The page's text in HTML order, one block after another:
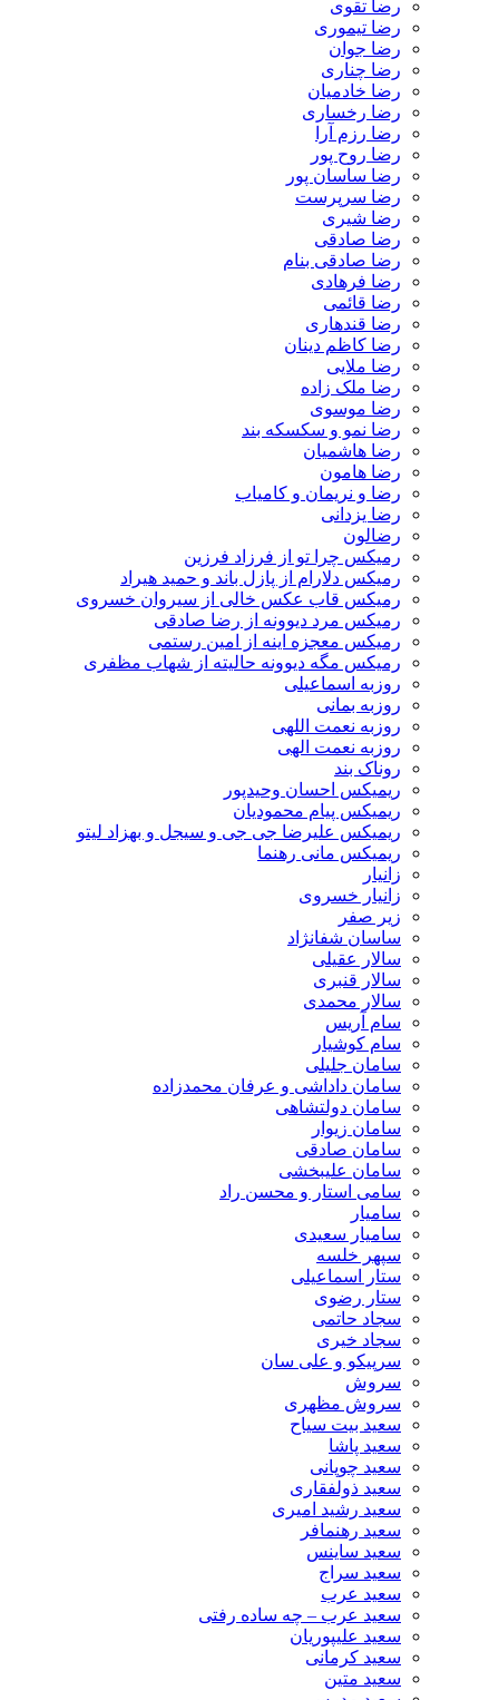
رضا تقوی
رضا تیموری
رضا جوان
رضا چناری
رضا خادمیان
رضا رخساری
رضا رزم آرا
رضا روح پور
رضا ساسان پور
رضا سرپرست
رضا شیری
رضا صادقی
رضا صادقی بنام
رضا فرهادی
رضا قائمی
رضا قندهاری
رضا کاظم دینان
رضا ملایی
رضا ملک زاده
رضا موسوی
رضا نمو و سکسکه بند
رضا هاشمیان
رضا هامون
رضا و نریمان و کامیاب
رضا یزدانی
رضالون
رمیکس چرا تو از فرزاد فرزین
رمیکس دلارام از پازل باند و حمید هیراد
رمیکس قاب عکس خالی از سیروان خسروی
رمیکس مرد دیوونه از رضا صادقی
رمیکس معجزه اینه از امین رستمی
رمیکس مگه دیوونه حالیته از شهاب مظفری
روزبه اسماعیلی
روزبه بمانی
روزبه نعمت اللهی
روزبه نعمت الهی
روناک بند
ریمیکس احسان وحیدپور
ریمیکس پیام محمودیان
ریمیکس علیرضا جی جی و سیجل و بهزاد لیتو
ریمیکس مانی رهنما
زانیار
زانیار خسروی
زیر صفر
ساسان شفانژاد
سالار عقیلی
سالار قنبری
سالار محمدی
سام آریس
سام کوشیار
سامان جلیلی
سامان داداشی و عرفان محمدزاده
سامان دولتشاهی
سامان زیوار
سامان صادقی
سامان علیبخشی
سامی استار و محسن راد
سامیار
سامیار سعیدی
سپهر خلسه
ستار اسماعیلی
ستار رضوی
سجاد حاتمی
سجاد خیری
سرپیکو و علی سان
سروش
سروش مظهری
سعید بیت سیاح
سعید پاشا
سعید چوپانی
سعید ذولفقاری
سعید رشید امیری
سعید رهنمافر
سعید ساینس
سعید سراج
سعید عرب
سعید عرب – چه ساده رفتی
سعید علیپوریان
سعید کرمانی
سعید متین